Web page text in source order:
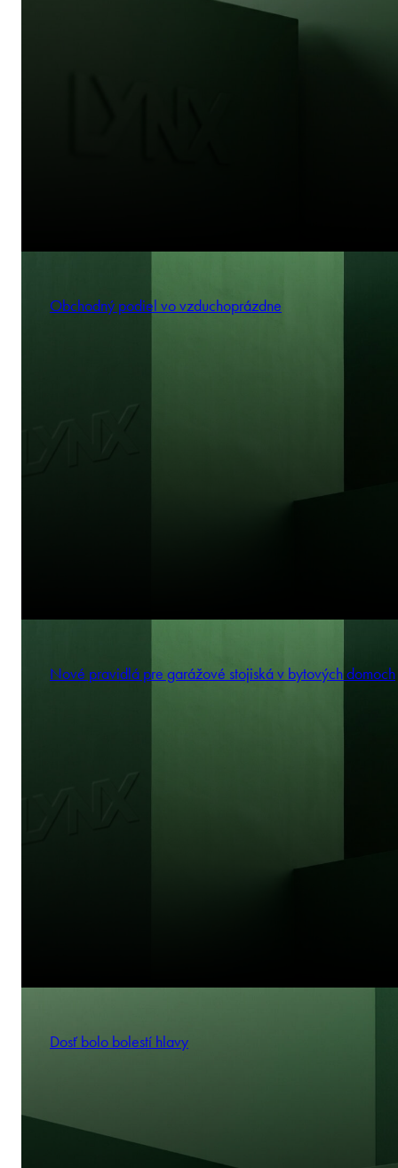
Obchodný podiel vo vzduchoprázdne
Nové pravidlá pre garážové stojiská v bytových domoch
Dosť bolo bolestí hlavy